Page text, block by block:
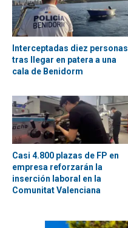
Interceptadas diez personas
tras llegar en patera a una
cala de Benidorm
Casi 4.800 plazas de FP en
empresa reforzarán la
inserción laboral en la
Comunitat Valenciana